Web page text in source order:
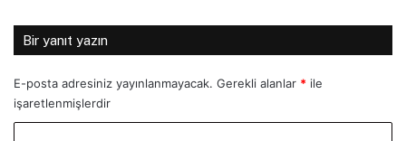
Bir yanıt yazın
E-posta adresiniz yayınlanmayacak. Gerekli alanlar * ile
işaretlenmişlerdir